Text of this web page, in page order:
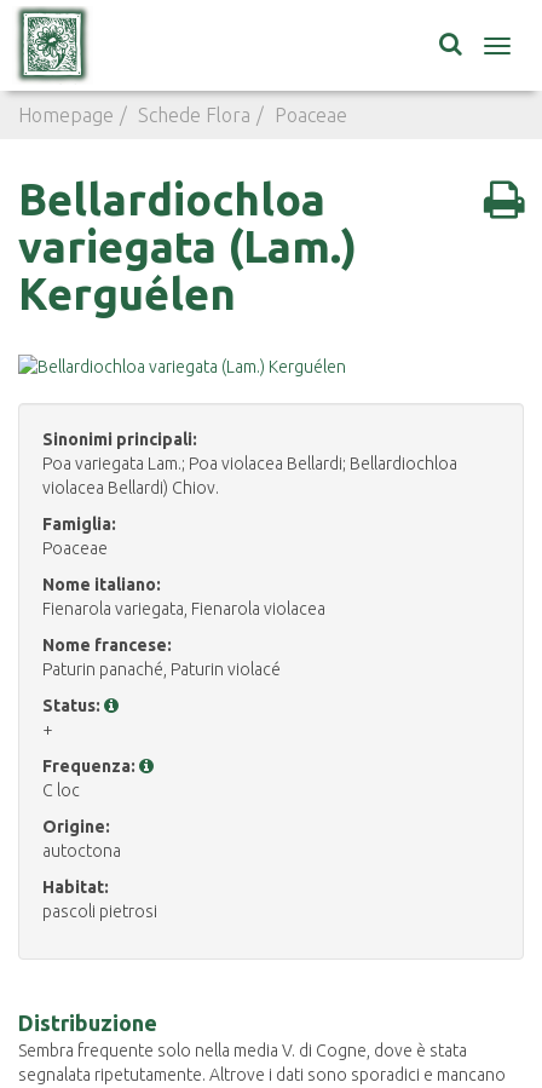
Homepage Schede Flora Poaceae
Bellardiochloa
variegata (Lam.)
Kerguélen
Sinonimi principali:
Poa variegata Lam.; Poa violacea Bellardi; Bellardiochloa
violacea Bellardi) Chiov.
Famiglia:
Poaceae
Nome italiano:
Fienarola variegata, Fienarola violacea
Nome francese:
Paturin panaché, Paturin violacé
Status:
+
Frequenza:
C loc
Origine:
autoctona
Habitat:
pascoli pietrosi
Distribuzione
Sembra frequente solo nella media V. di Cogne, dove è stata
segnalata ripetutamente. Altrove i dati sono sporadici e mancano